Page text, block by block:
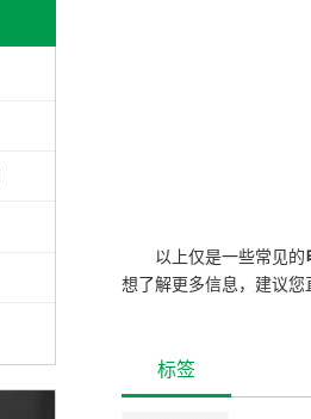
以上仅是一些常见的
想了解更多信息，建议您
标签